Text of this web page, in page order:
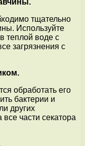
тщательно
Используйте
теплой воде с
загрязнения с
обработать его
бактерии и
других
части секатора